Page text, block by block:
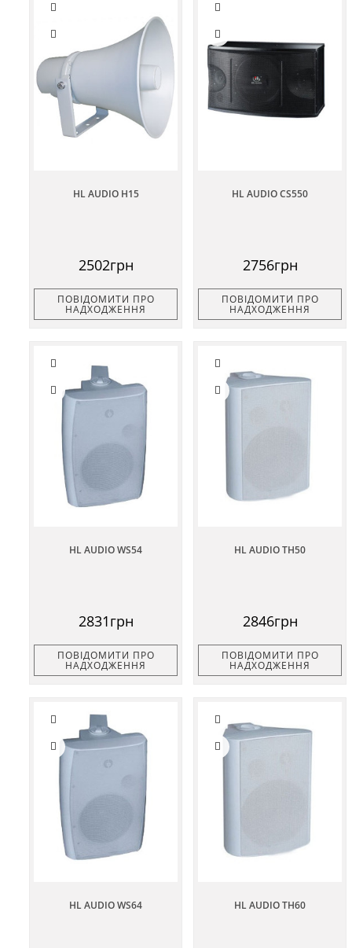
HL AUDIO H15
2502грн
ПОВІДОМИТИ ПРО
НАДХОДЖЕННЯ
HL AUDIO CS550
2756грн
ПОВІДОМИТИ ПРО
НАДХОДЖЕННЯ
HL AUDIO WS54
2831грн
ПОВІДОМИТИ ПРО
НАДХОДЖЕННЯ
HL AUDIO TH50
2846грн
ПОВІДОМИТИ ПРО
НАДХОДЖЕННЯ
HL AUDIO WS64 HL AUDIO TH60